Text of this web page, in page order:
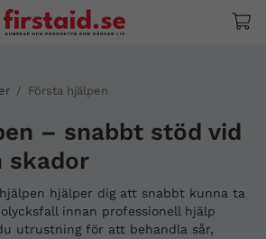
/ Första hjälpen
– snabbt stöd vid
skador
hjälper dig att snabbt kunna ta
innan professionell hjälp
utrustning för att behandla sår,